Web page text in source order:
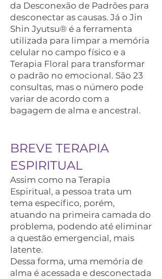
da Desconexão de Padrões para
desconectar as causas. Já o Jin
Shin Jyutsu® é a ferramenta
utilizada para limpar a memória
celular no campo físico e a
Terapia Floral para transformar
o padrão no emocional. São 23
consultas, mas o número pode
variar de acordo com a
bagagem de alma e ancestral.
BREVE TERAPIA
ESPIRITUAL
Assim como na Terapia
Espiritual, a pessoa trata um
tema específico, porém,
atuando na primeira camada do
problema, podendo até eliminar
a questão emergencial, mais
latente.
Dessa forma, uma memória de
alma é acessada e desconectada